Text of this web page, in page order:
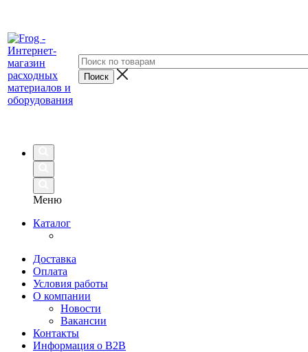
Меню
Каталог
Доставка
Оплата
Условия работы
О компании
Новости
Вакансии
Контакты
Информация о B2B